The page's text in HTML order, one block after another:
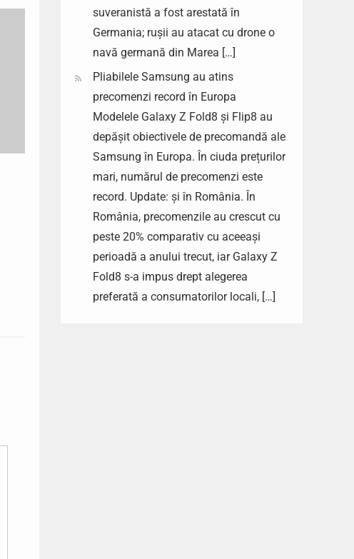
suveranistă a fost arestată în
Germania; rușii au atacat cu drone o
navă germană din Marea […]
Pliabilele Samsung au atins
precomenzi record în Europa
Modelele Galaxy Z Fold8 și Flip8 au
depășit obiectivele de precomandă ale
Samsung în Europa. În ciuda prețurilor
mari, numărul de precomenzi este
record. Update: și în România. În
România, precomenzile au crescut cu
peste 20% comparativ cu aceeași
perioadă a anului trecut, iar Galaxy Z
Fold8 s-a impus drept alegerea
preferată a consumatorilor locali, […]